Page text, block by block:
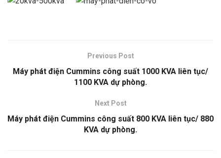
Previous Post
Máy phát điện Cummins công suất 1000 KVA liên tục/
1100 KVA dự phòng.
Next Post
Máy phát điện Cummins công suất 800 KVA liên tục/ 880
KVA dự phòng.